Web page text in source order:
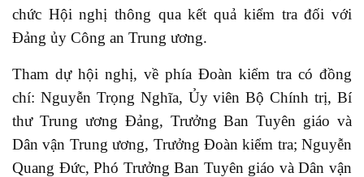
chức Hội nghị thông qua kết quả kiểm tra đối với
Đảng ủy Công an Trung ương.
Tham dự hội nghị, về phía Đoàn kiểm tra có đồng
chí: Nguyễn Trọng Nghĩa, Ủy viên Bộ Chính trị, Bí
thư Trung ương Đảng, Trưởng Ban Tuyên giáo và
Dân vận Trung ương, Trưởng Đoàn kiểm tra; Nguyễn
Quang Đức, Phó Trưởng Ban Tuyên giáo và Dân vận